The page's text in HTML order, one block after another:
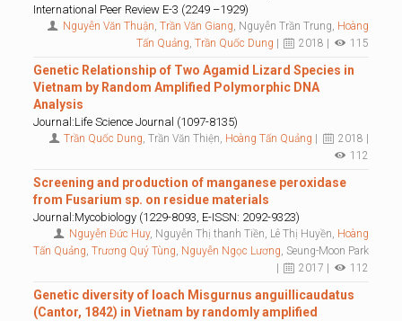
International Peer Review E-3 (2249 –1929)
Nguyễn Văn Thuận,Trần Văn Giang, Nguyễn Trần Trung, Hoàng
Tấn Quảng, Trần Quốc Dung 2018 | 115
Genetic Relationship of Two Agamid Lizard Species in
Vietnam by Random Amplified Polymorphic DNA
Analysis
Journal:Life Science Journal (1097-8135)
Trần Quốc Dung, Trần Văn Thiện, Hoàng Tấn Quảng
2018 |
112
Screening and production of manganese peroxidase
from Fusarium sp. on residue materials
Journal:Mycobiology (1229-8093, E-ISSN: 2092-9323)
Nguyễn Đức Huy, Nguyễn Thị thanh Tiền, Lê Thị Huyền, Hoàng
Tấn Quảng,Trương Quý Tùng, Nguyễn Ngọc Lương, Seung-Moon Park
2017 | 112
Genetic diversity of loach Misgurnus anguillicaudatus
(Cantor, 1842) in Vietnam by randomly amplified